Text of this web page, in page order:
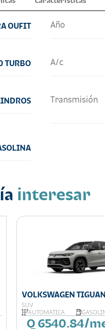
OUFIT Año
TURBO A/c
Transmisión
interesar
VOLKSWAGEN
SUV
AUTOMÁTICA
Q 6540.84/